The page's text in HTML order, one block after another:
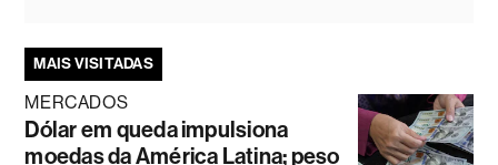
MAIS VISITADAS
MERCADOS
Dólar em queda impulsiona
moedas da América Latina; peso